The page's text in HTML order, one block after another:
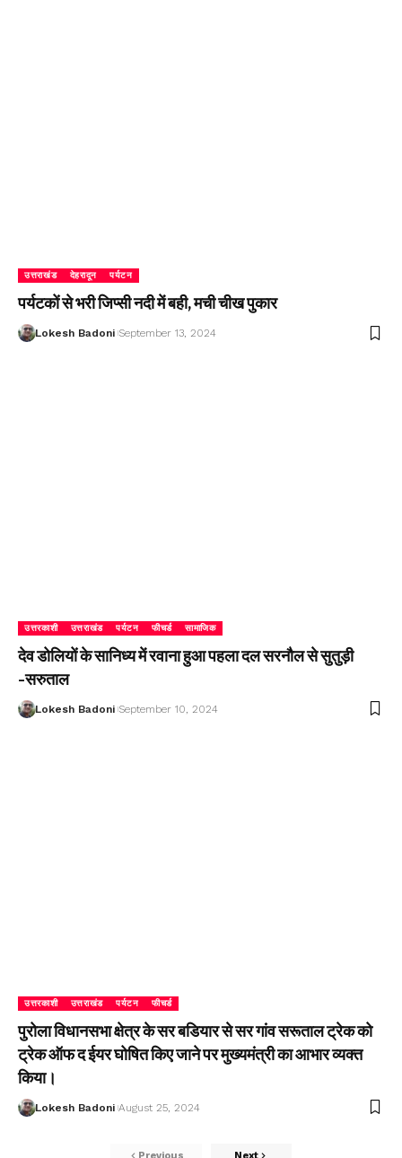
उत्तराखंड देहरादून पर्यटन
पर्यटकों से भरी जिप्सी नदी में बही, मची चीख पुकार
Lokesh Badoni September 13, 2024
उत्तरकाशी उत्तराखंड पर्यटन फीचर्ड सामाजिक
देव डोलियों के सानिध्य में रवाना हुआ पहला दल सरनौल से सुतुड़ी
-सरुताल
Lokesh Badoni September 10, 2024
उत्तरकाशी उत्तराखंड पर्यटन फीचर्ड
पुरोला विधानसभा क्षेत्र के सर बडियार से सर गांव सरूताल ट्रेक को
ट्रेक ऑफ द ईयर घोषित किए जाने पर मुख्यमंत्री का आभार व्यक्त
किया।
Lokesh Badoni August 25, 2024